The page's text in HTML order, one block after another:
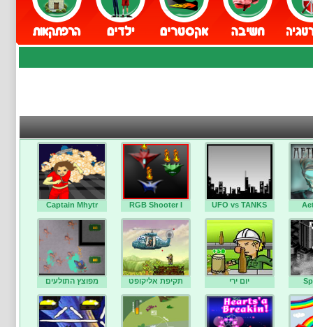
UFO vs TANKS
RGB Shooter I
Captain Mhytr
יום ירי תקיפת אליקופט מפוצץ התולעים